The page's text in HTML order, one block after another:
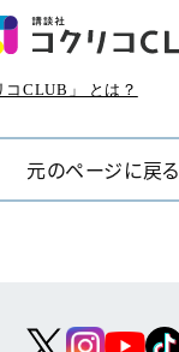
コCLUB」 とは？
元のページに戻る